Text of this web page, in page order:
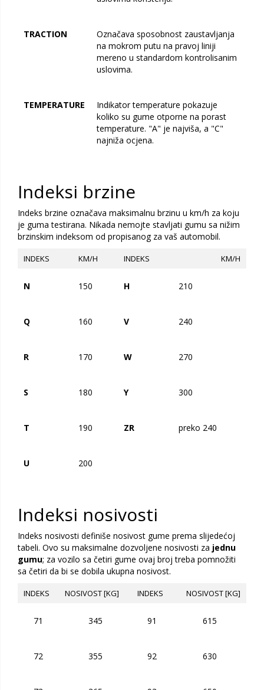
TRACTION
Označava sposobnost zaustavljanja
na mokrom putu na pravoj liniji
mereno u standardom kontrolisanim
uslovima.
TEMPERATURE
Indikator temperature pokazuje
koliko su gume otporne na porast
temperature. "A" je najviša, a "C"
najniža ocjena.
Indeksi brzine
Indeks brzine označava maksimalnu brzinu u km/h za koju
je guma testirana. Nikada nemojte stavljati gumu sa nižim
brzinskim indeksom od propisanog za vaš automobil.
INDEKS KM/H INDEKS KM/H
N 150 H 210
Q 160 V 240
R 170 W 270
S 180 Y 300
T 190 ZR preko 240
U 200
Indeksi nosivosti
Indeks nosivosti definiše nosivost gume prema slijedećoj
tabeli. Ovo su maksimalne dozvoljene nosivosti za jednu
gumu; za vozilo sa četiri gume ovaj broj treba pomnožiti
sa četiri da bi se dobila ukupna nosivost.
INDEKS NOSIVOST [KG] INDEKS NOSIVOST [KG]
71 345 91 615
72 355 92 630